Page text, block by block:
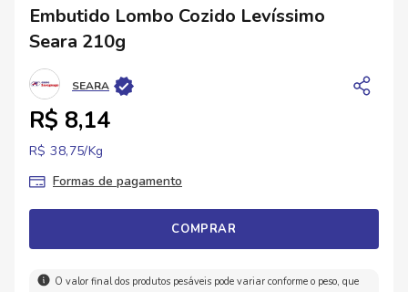
Embutido Lombo Cozido Levíssimo
Seara 210g
SEARA
R$ 8,14
R$ 38,75/Kg
Formas de pagamento
COMPRAR
O valor final dos produtos pesáveis pode variar conforme o peso, que